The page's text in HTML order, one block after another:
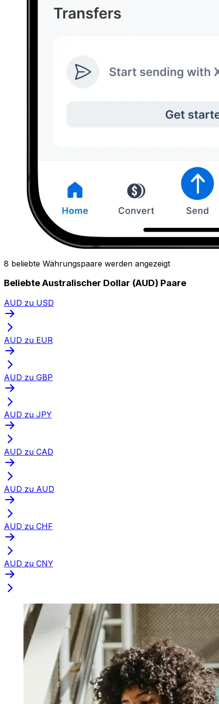
8 beliebte Währungspaare werden angezeigt
Beliebte Australischer Dollar (AUD) Paare
AUD zu USD
AUD zu EUR
AUD zu GBP
AUD zu JPY
AUD zu CAD
AUD zu AUD
AUD zu CHF
AUD zu CNY